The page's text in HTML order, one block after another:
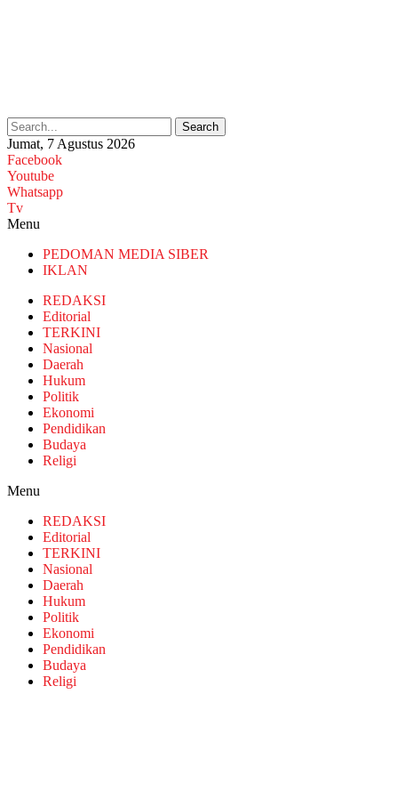
Search
Jumat, 7 Agustus 2026
Facebook
Youtube
Whatsapp
Tv
Menu
PEDOMAN MEDIA SIBER
IKLAN
REDAKSI
Editorial
TERKINI
Nasional
Daerah
Hukum
Politik
Ekonomi
Pendidikan
Budaya
Religi
Menu
REDAKSI
Editorial
TERKINI
Nasional
Daerah
Hukum
Politik
Ekonomi
Pendidikan
Budaya
Religi